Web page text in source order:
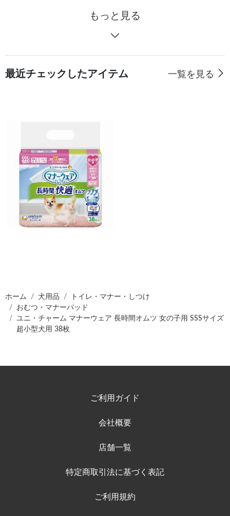
もっと見る
最近チェックしたアイテム 一覧を見る
ホーム 犬用品
トイレ・マナー・しつけ
おむつ・マナーパッド
ユニ・チャーム マナーウェア 長時間オムツ 女の子用 SSSサイズ
超小型犬用 38枚
ご利用ガイド
会社概要
店舗一覧
特定商取引法に基づく表記
ご利用規約